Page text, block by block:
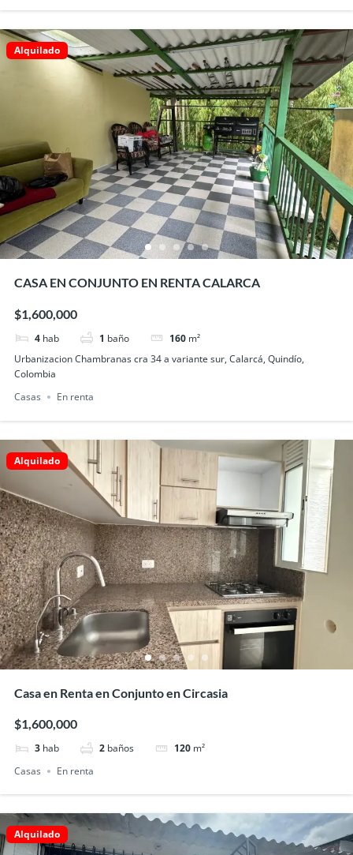
Alquilado
CASA EN CONJUNTO EN RENTA CALARCA
$1,600,000
4 hab 1 baño 160 m²
Urbanizacion Chambranas cra 34 a variante sur, Calarcá, Quindío,
Colombia
Casas
En renta
Alquilado
Casa en Renta en Conjunto en Circasia
$1,600,000
3 hab 2 baños 120 m²
Casas
En renta
Alquilado